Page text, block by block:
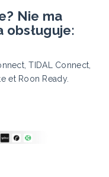
Nie ma
obsługuje:
TIDAL Connect,
et Roon Ready.